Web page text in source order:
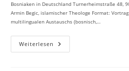
Bosniaken in Deutschland Turnerheimstraße 48,
Armin Begic, islamischer Theologe Format:
multilingualen Austauschs (bosnisch,…
Weiterlesen Männer-
Und